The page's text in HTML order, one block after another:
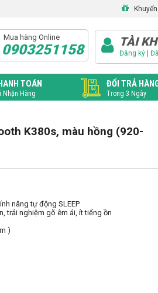
Mua hàng Online
0903251158 TÀI
Đăng ký |
TOÁN
Nhận Hàng
ĐỔI TRẢ
Trong 3 Ngày
K380s, màu hồng (920-
năng tự động SLEEP
trải nghiệm gõ êm ái, ít tiếng ồn
)